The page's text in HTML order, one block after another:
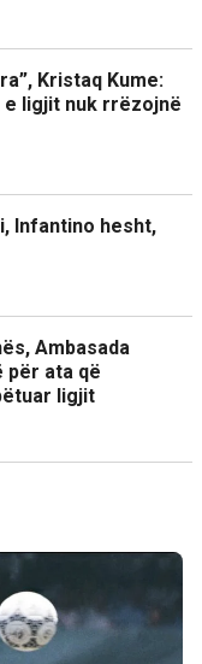
Kristaq Kume:
e ligjit nuk rrëzojnë
Infantino hesht,
Ambasada
për ata që
ligjit